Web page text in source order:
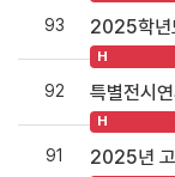
93 2025학년
H
92
H
91 2025년 고